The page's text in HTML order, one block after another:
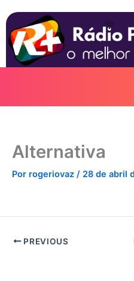
para
conteúdo
Alternativa
Por rogeriovaz / 28 de abril
PREVIOUS